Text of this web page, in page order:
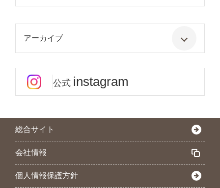
アーカイブ
公式 instagram
総合サイト
会社情報
個人情報保護方針